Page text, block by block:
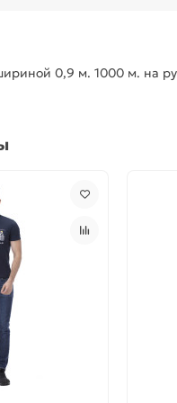
0,9 м. 1000 м. на